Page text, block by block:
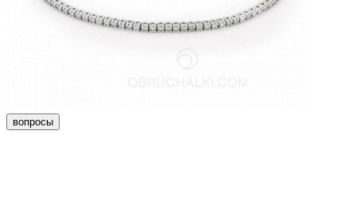
вопросы